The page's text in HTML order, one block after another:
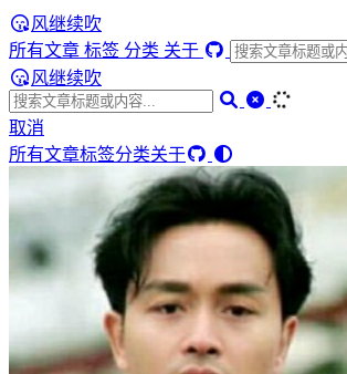
风继续吹
所有文章 标签 分类 关于
风继续吹
取消
所有文章标签分类关于